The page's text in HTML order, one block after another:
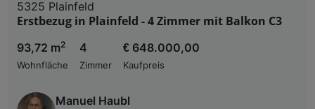
5325 Plainfeld
Erstbezug in Plainfeld - 4 Zimmer mit Balkon C3
93,72 m2
Wohnfläche
4
Zimmer
€ 648.000,00
Kaufpreis
Manuel Haubl